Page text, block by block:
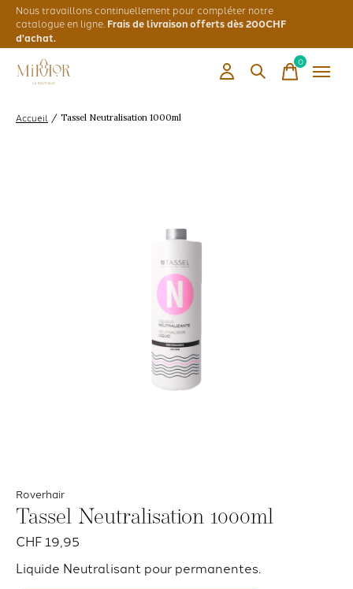
Nous travaillons continuellement pour compléter notre
catalogue en ligne. Frais de livraison offerts dès 200CHF
d'achat.
0items
Accueil / Tassel Neutralisation 1000ml
Roverhair
Tassel Neutralisation 1000ml
CHF 19,95
Liquide Neutralisant pour permanentes.